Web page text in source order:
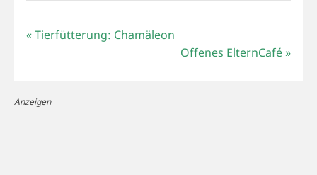
«Tierfütterung: Chamäleon
Offenes ElternCafé»
Anzeigen